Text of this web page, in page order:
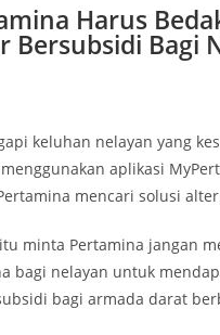
Harus
Bersubsidi Bagi
keluhan nelayan yang
aplikasi
mencari solusi
itu minta Pertamina jangan
bagi nelayan untuk
bagi armada darat